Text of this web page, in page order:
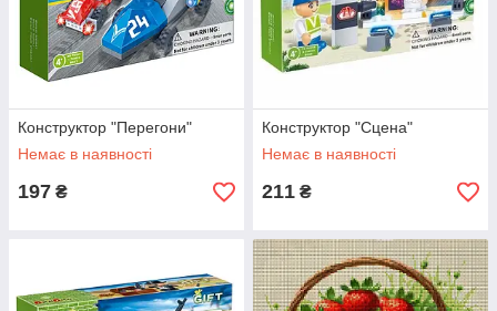
Конструктор "Перегони"
Немає в наявності
197 ₴
Конструктор "Сцена"
Немає в наявності
211 ₴